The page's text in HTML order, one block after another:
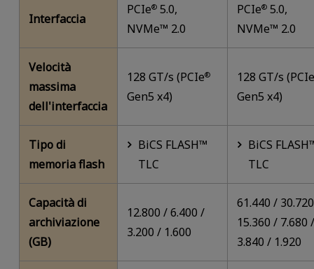
Interfaccia
PCIe® 5.0,
NVMe™ 2.0
PCIe® 5.0,
NVMe™ 2.0
Velocità
massima
dell'interfaccia
128 GT/s (PCIe®
Gen5 x4)
128 GT/s
Gen5 x4)
Tipo di
memoria flash
BiCS FLASH™
TLC
BiCS
TLC
Capacità di
archiviazione
(GB)
12.800 / 6.400 /
3.200 / 1.600
61.440 /
15.360 / 7.680
3.840 / 1.920